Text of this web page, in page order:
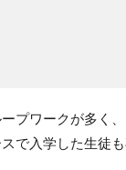
プワークが多く
で入学した生徒